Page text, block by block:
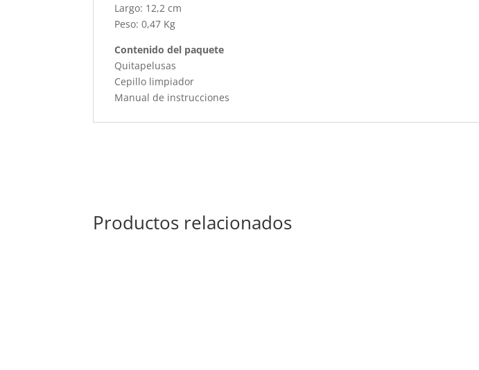
Largo: 12,2 cm
Peso: 0,47 Kg
Contenido del paquete
Quitapelusas
Cepillo limpiador
Manual de instrucciones
Productos relacionados